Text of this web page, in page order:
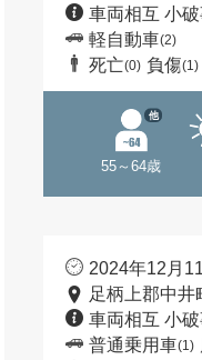
車両相互 小
軽自動車(2)
死亡(0) 負傷(1)
55～64歳
他
2024年12月
足柄上郡中井
車両相互 小
普通乗用車(1)